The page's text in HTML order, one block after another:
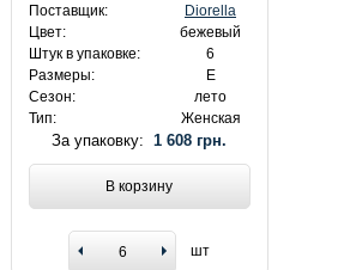
Поставщик:
Diorella
Цвет:
бежевый
Штук в упаковке:
6
Размеры:
E
Сезон:
лето
Тип:
Женская
За упаковку: 1 608 грн.
В корзину
шт